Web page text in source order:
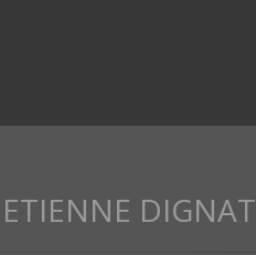
ETIENNE DIGNAT